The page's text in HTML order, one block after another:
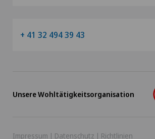
+ 41 32 494 39 43
Unsere Wohltätigkeitsorganisation
Impressum | Datenschutz | Richtlinien